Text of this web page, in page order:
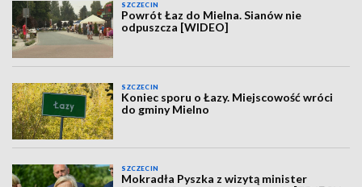
SZCZECIN
Powrót Łaz do Mielna. Sianów nie
odpuszcza [WIDEO]
SZCZECIN
Koniec sporu o Łazy. Miejscowość wróci
do gminy Mielno
SZCZECIN
Mokradła Pyszka z wizytą minister